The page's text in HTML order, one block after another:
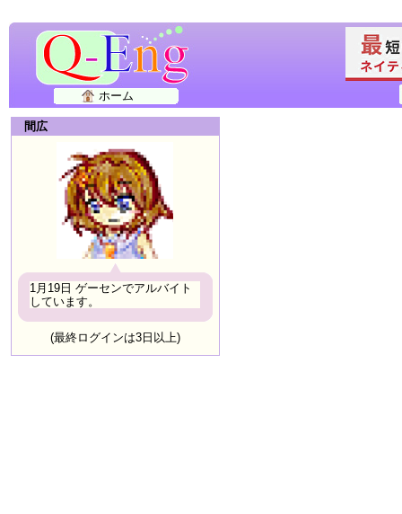
ホーム
間広
1月19日 ゲーセンでアルバイト
しています。
(最終ログインは3日以上)